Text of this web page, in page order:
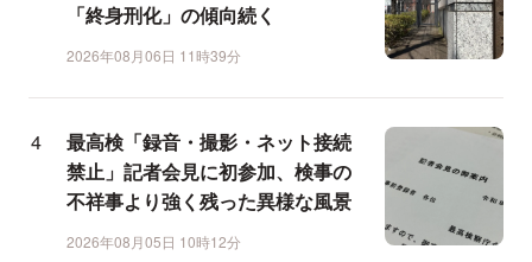
「終身刑化」の傾向続く
2026年08月06日 11時39分
最高検「録音・撮影・ネット接続
禁止」記者会見に初参加、検事の
不祥事より強く残った異様な風景
2026年08月05日 10時12分